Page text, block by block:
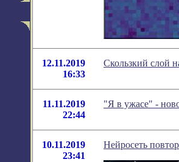
12.11.2019
16:33
Скользкий слой
11.11.2019
22:44
"Я в ужасе" -
10.11.2019
23:41
Нейросеть